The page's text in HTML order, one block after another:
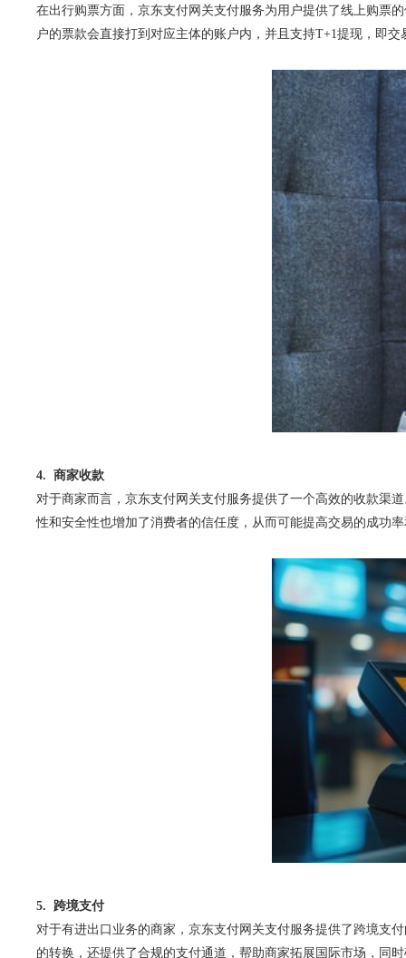
在出行购票方面，京东支付网关支付服务为用户提供了线上购票
户的票款会直接打到对应主体的账户内，并且支持T+1提现，即
4. 商家收款
对于商家而言，京东支付网关支付服务提供了一个高效的收款渠
性和安全性也增加了消费者的信任度，从而可能提高交易的成功
5. 跨境支付
对于有进出口业务的商家，京东支付网关支付服务提供了跨境支
的转换，还提供了合规的支付通道，帮助商家拓展国际市场，同